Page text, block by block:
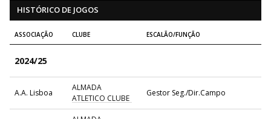
HISTÓRICO DE JOGOS
ASSOCIAÇÃO CLUBE ESCALÃO/FUNÇÃO
2024/25
A.A. Lisboa
ALMADA
ATLETICO CLUBE
Gestor Seg./Dir.Campo